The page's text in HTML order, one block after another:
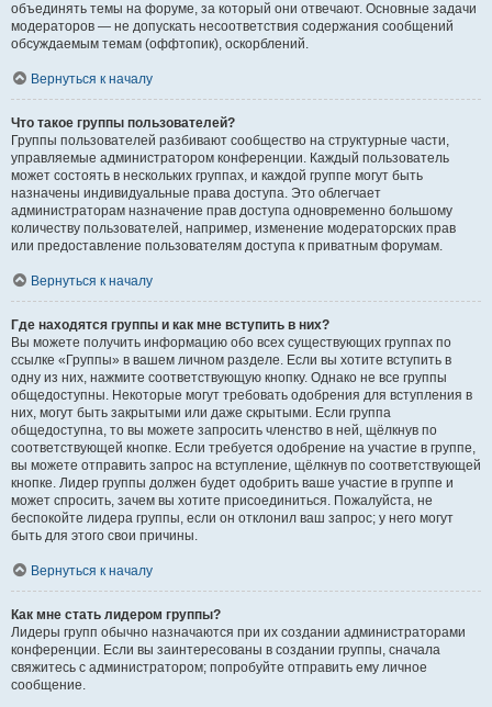
объединять темы на форуме, за который они отвечают. Основные задачи
модераторов — не допускать несоответствия содержания сообщений
обсуждаемым темам (оффтопик), оскорблений.
Вернуться к началу
Что такое группы пользователей?
Группы пользователей разбивают сообщество на структурные части,
управляемые администратором конференции. Каждый пользователь
может состоять в нескольких группах, и каждой группе могут быть
назначены индивидуальные права доступа. Это облегчает
администраторам назначение прав доступа одновременно большому
количеству пользователей, например, изменение модераторских прав
или предоставление пользователям доступа к приватным форумам.
Вернуться к началу
Где находятся группы и как мне вступить в них?
Вы можете получить информацию обо всех существующих группах по
ссылке «Группы» в вашем личном разделе. Если вы хотите вступить в
одну из них, нажмите соответствующую кнопку. Однако не все группы
общедоступны. Некоторые могут требовать одобрения для вступления в
них, могут быть закрытыми или даже скрытыми. Если группа
общедоступна, то вы можете запросить членство в ней, щёлкнув по
соответствующей кнопке. Если требуется одобрение на участие в группе,
вы можете отправить запрос на вступление, щёлкнув по соответствующей
кнопке. Лидер группы должен будет одобрить ваше участие в группе и
может спросить, зачем вы хотите присоединиться. Пожалуйста, не
беспокойте лидера группы, если он отклонил ваш запрос; у него могут
быть для этого свои причины.
Вернуться к началу
Как мне стать лидером группы?
Лидеры групп обычно назначаются при их создании администраторами
конференции. Если вы заинтересованы в создании группы, сначала
свяжитесь с администратором; попробуйте отправить ему личное
сообщение.